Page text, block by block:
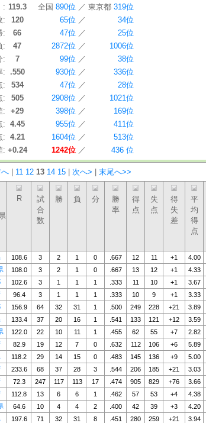
: 119.3 全国 890位 ／ 東京都 319位
:
120 65位 ／
34位
:
66 47位 ／
25位
:
47 2872位 ／
1006位
:
7 99位 ／
38位
:
.550 930位 ／
336位
:
534 47位 ／
28位
:
505 2908位 ／
1021位
:
+29 398位 ／
169位
: 4.45 955位 ／
411位
: 4.21 1604位 ／
513位
: +0.24 1242位 ／ 436 位
11 12 13 14 15 次へ> 末尾へ>>
R
試
合
数
勝 負 分
勝
率
得
点
失
点
得
失
差
平
均
得
点
108.6 3 2 1 0 .667 12 11 +1 4.00
108.0 3 2 1 0 .667 13 12 +1 4.33
102.6 3 1 1 1 .333 11 10 +1 3.67
96.4 3 1 1 1 .333 10 9 +1 3.33
156.9 64 32 31 1 .500 249 228 +21 3.89
133.4 37 20 16 1 .541 133 121 +12 3.59
122.0 22 10 11 1 .455 62 55 +7 2.82
82.9 19 12 7 0 .632 112 106 +6 5.89
118.2 29 14 15 0 .483 145 136 +9 5.00
233.6 68 37 28 3 .544 206 185 +21 3.03
72.3 247 117 113 17 .474 905 829 +76 3.66
112.8 13 6 6 1 .462 57 53 +4 4.38
64.6 10 4 4 2 .400 42 39 +3 4.20
197.6 71 32 31 8 .451 280 259 +21 3.94